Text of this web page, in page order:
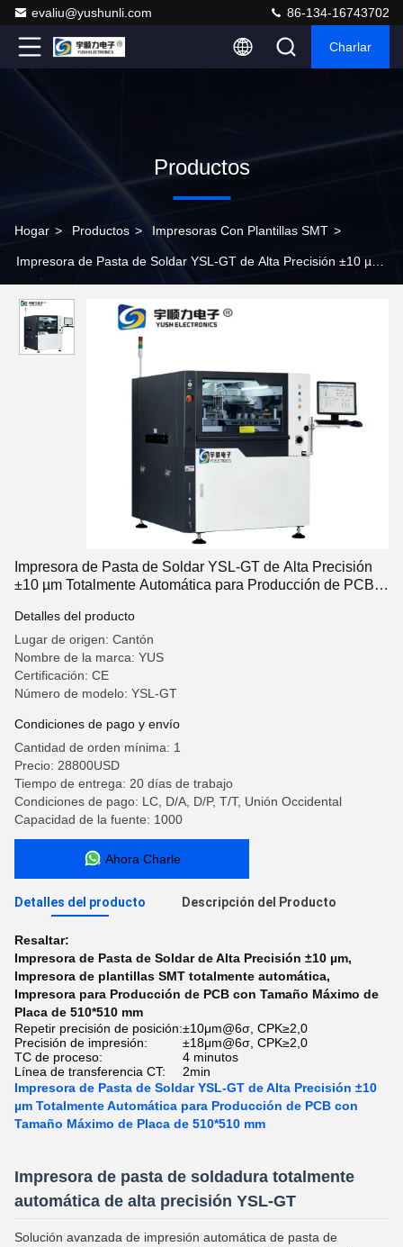
evaliu@yushunli.com 86-134-16743702
Charlar
Productos
Hogar > Productos > Impresoras Con Plantillas SMT >
Impresora de Pasta de Soldar YSL-GT de Alta Precisión ±10 µm
Máximo de Placa de 510*510 mm
Impresora de Pasta de Soldar YSL-GT de Alta Precisión
±10 µm Totalmente Automática para Producción de PCB
Detalles del producto
Lugar de origen: Cantón
Nombre de la marca: YUS
Certificación: CE
Número de modelo: YSL-GT
Condiciones de pago y envío
Cantidad de orden mínima: 1
Precio: 28800USD
Tiempo de entrega: 20 días de trabajo
Condiciones de pago: LC, D/A, D/P, T/T, Unión Occidental
Capacidad de la fuente: 1000
Ahora Charle
Detalles del producto Descripción del Producto
Resaltar:
Impresora de Pasta de Soldar de Alta Precisión ±10 µm,
Impresora de plantillas SMT totalmente automática,
Impresora para Producción de PCB con Tamaño Máximo de
Placa de 510*510 mm
Repetir precisión de posición:±10μm@6σ, CPK≥2,0
Precisión de impresión:
±18μm@6σ, CPK≥2,0
TC de proceso:
4 minutos
Línea de transferencia CT:
2min
Impresora de Pasta de Soldar YSL-GT de Alta Precisión ±10
µm Totalmente Automática para Producción de PCB con
Tamaño Máximo de Placa de 510*510 mm
Impresora de pasta de soldadura totalmente
automática de alta precisión YSL-GT
Solución avanzada de impresión automática de pasta de